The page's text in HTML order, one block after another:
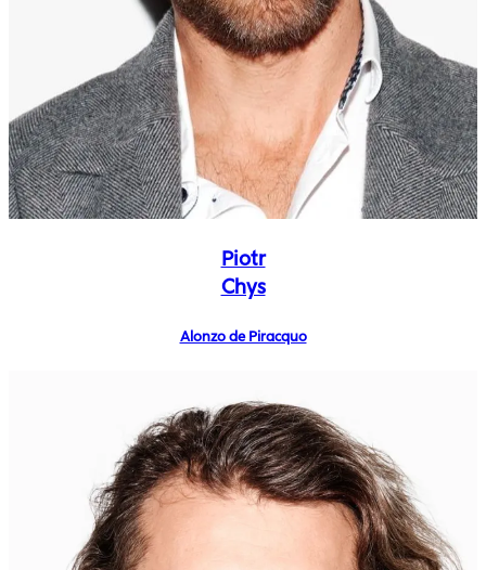
Piotr
Chys
Alonzo de Piracquo